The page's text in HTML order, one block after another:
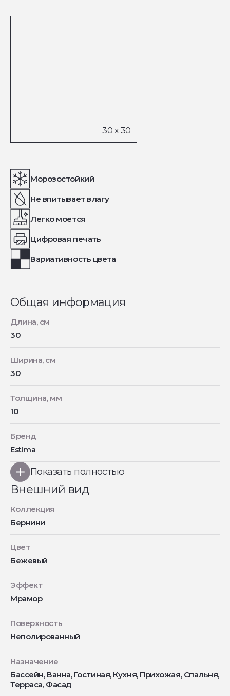
Морозостойкий
Не впитывает влагу
Легко моется
Цифровая печать
Вариативность цвета
Общая информация
Длина, см
30
Ширина, см
30
Толщина, мм
10
Бренд
Estima
Показать полностью
Внешний вид
Коллекция
Бернини
Цвет
Бежевый
Эффект
Мрамор
Поверхность
Неполированный
Назначение
Бассейн, Ванна, Гостиная, Кухня, Прихожая, Спальня,
Терраса, Фасад